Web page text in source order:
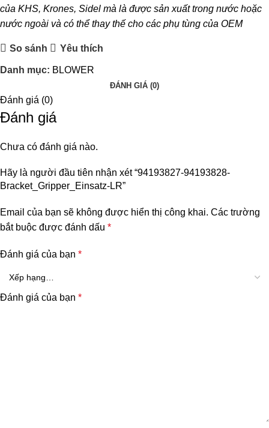
của KHS, Krones, Sidel mà là được sản xuất trong nước hoặc
nước ngoài và có thể thay thế cho các phụ tùng của OEM
So sánh Yêu thích
Danh mục: BLOWER
ĐÁNH GIÁ (0)
Đánh giá (0)
Đánh giá
Chưa có đánh giá nào.
Hãy là người đầu tiên nhận xét “94193827-94193828-
Bracket_Gripper_Einsatz-LR”
Email của bạn sẽ không được hiển thị công khai. Các trường
bắt buộc được đánh dấu *
Đánh giá của bạn *
Đánh giá của bạn *